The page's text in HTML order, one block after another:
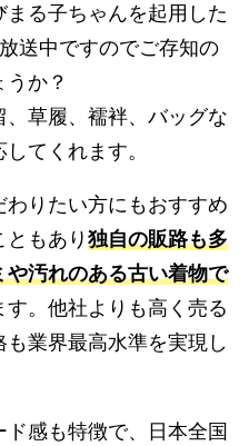
る子ちゃんを起用した
送中ですのでご存知の
か？
草履、襦袢、バッグな
てくれます。
りたい方にもおすすめ
もあり 独自の販路も多
汚れのある古い着物で
す。他社よりも高く売る
業界最高水準を実現し
感も特徴で、日本全国